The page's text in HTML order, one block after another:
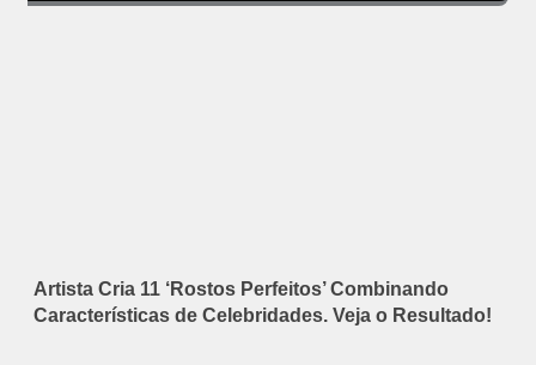
Artista Cria 11 ‘Rostos Perfeitos’ Combinando
Características de Celebridades. Veja o Resultado!